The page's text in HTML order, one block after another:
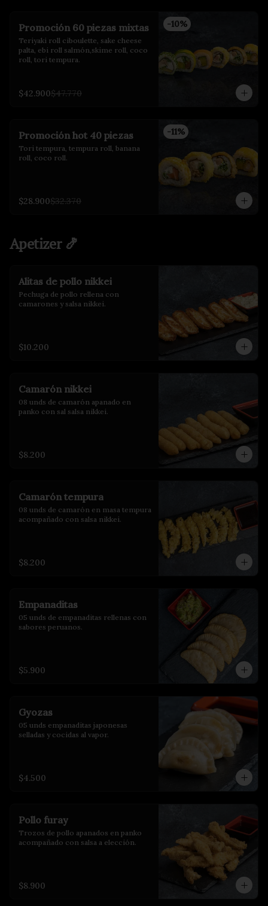
-10%
Promoción 60 piezas mixtas
Teriyaki roll ciboulette, sake cheese
palta, ebi roll salmón,skime roll, coco
roll, tori tempura.
$42.900$47.770
-11%
Promoción hot 40 piezas
Tori tempura, tempura roll, banana
roll, coco roll.
$28.900$32.370
Apetizer 🍤
Alitas de pollo nikkei
Pechuga de pollo rellena con
camarones y salsa nikkei.
$10.200
Camarón nikkei
08 unds de camarón apanado en
panko con sal salsa nikkei.
$8.200
Camarón tempura
08 unds de camarón en masa tempura
acompañado con salsa nikkei.
$8.200
Empanaditas
05 unds de empanaditas rellenas con
sabores peruanos.
$5.900
Gyozas
05 unds empanaditas japonesas
selladas y cocidas al vapor.
$4.500
Pollo furay
Trozos de pollo apanados en panko
acompañado con salsa a elección.
$8.900